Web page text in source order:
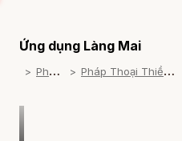
Ứng dụng Làng Mai
P
háp Thoại P
háp Thoại Thiền Sư Thích Nhất Hạnh